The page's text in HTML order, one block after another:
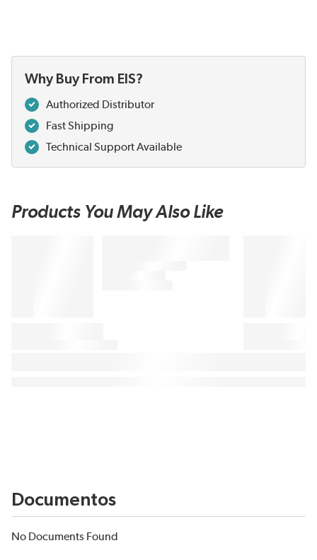
Why Buy From EIS?
Authorized Distributor
Fast Shipping
Technical Support Available
Products You May Also Like
Documentos
No Documents Found